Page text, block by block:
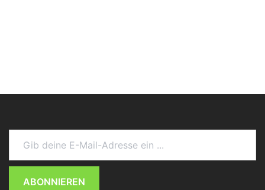
Gib deine E-Mail-Adresse ein ...
ABONNIEREN